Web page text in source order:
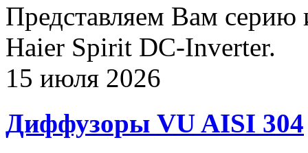
Представляем Вам серию
Haier Spirit DC-Inverter.
15 июля 2026
Диффузоры VU AISI 304